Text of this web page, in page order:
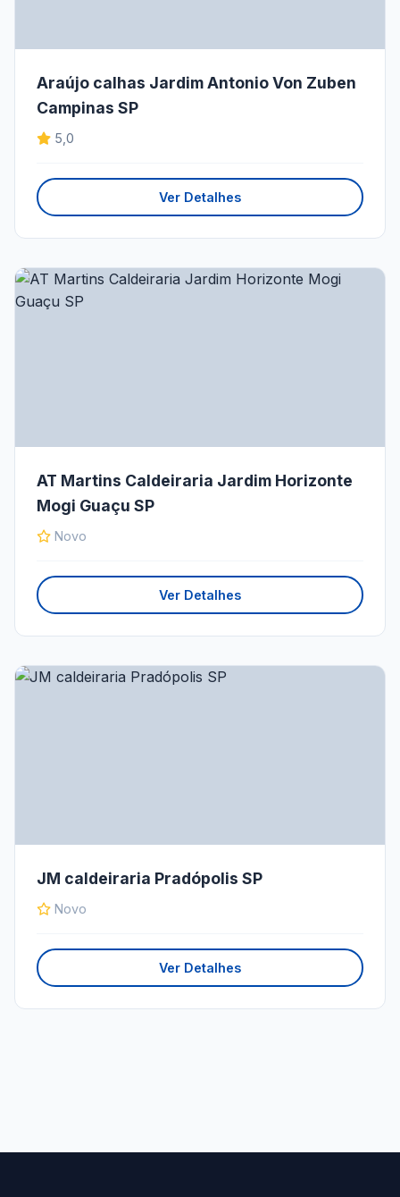
Araújo calhas Jardim Antonio Von Zuben
Campinas SP
5,0
Ver Detalhes
AT Martins Caldeiraria Jardim Horizonte
Mogi Guaçu SP
Novo
Ver Detalhes
JM caldeiraria Pradópolis SP
Novo
Ver Detalhes